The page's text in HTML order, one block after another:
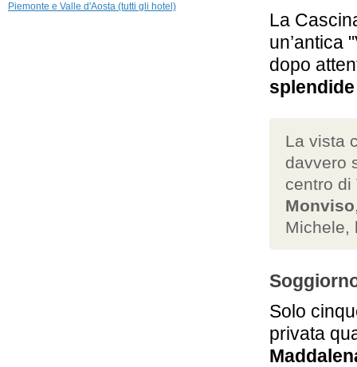
La
un’antica
dopo
La vista
davvero
centro
Monviso
Michele,
Solo
privata
Piemonte e Valle d'Aosta (tutti gli hotel)